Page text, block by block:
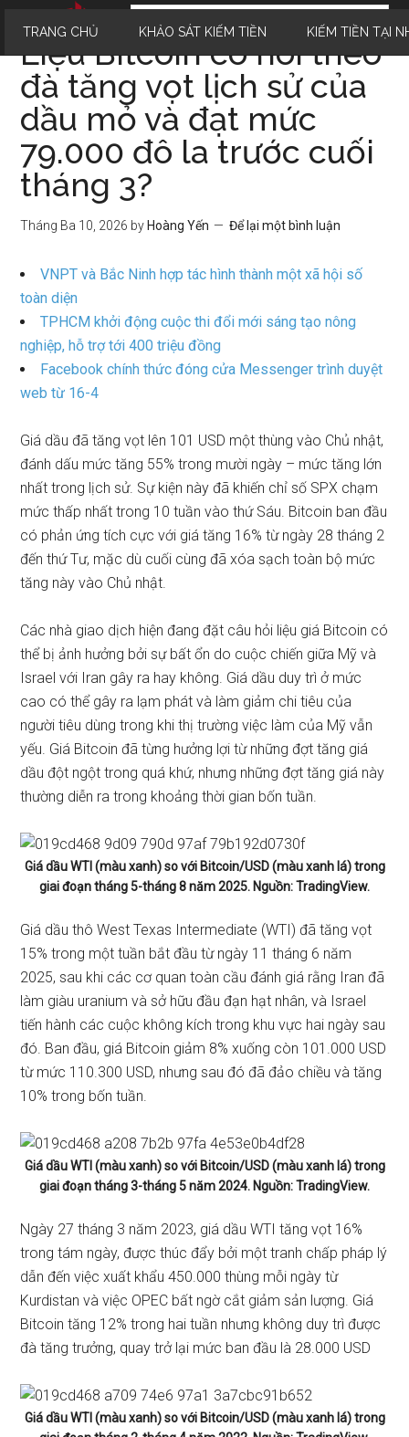
TRANG CHỦ KHẢO SÁT KIẾM TIỀN KIẾM TIỀN TẠI
Liệu Bitcoin có noi theo
đà tăng vọt lịch sử của
dầu mỏ và đạt mức
79.000 đô la trước cuối
tháng 3?
Tháng Ba 10, 2026 by Hoàng Yến Để lại một bình luận
VNPT và Bắc Ninh hợp tác hình thành một xã hội số
toàn diện
TPHCM khởi động cuộc thi đổi mới sáng tạo nông
nghiệp, hỗ trợ tới 400 triệu đồng
Facebook chính thức đóng cửa Messenger trình duyệt
web từ 16-4
Giá dầu đã tăng vọt lên 101 USD một thùng vào Chủ nhật,
đánh dấu mức tăng 55% trong mười ngày – mức tăng lớn
nhất trong lịch sử. Sự kiện này đã khiến chỉ số SPX chạm
mức thấp nhất trong 10 tuần vào thứ Sáu. Bitcoin ban đầu
có phản ứng tích cực với giá tăng 16% từ ngày 28 tháng 2
đến thứ Tư, mặc dù cuối cùng đã xóa sạch toàn bộ mức
tăng này vào Chủ nhật.
Các nhà giao dịch hiện đang đặt câu hỏi liệu giá Bitcoin có
thể bị ảnh hưởng bởi sự bất ổn do cuộc chiến giữa Mỹ và
Israel với Iran gây ra hay không. Giá dầu duy trì ở mức
cao có thể gây ra lạm phát và làm giảm chi tiêu của
người tiêu dùng trong khithị trường việc làm của Mỹ vẫn
yếu. Giá Bitcoin đã từng hưởng lợi từ những đợt tăng giá
dầu đột ngột trong quá khứ, nhưng những đợt tăng giá này
thường diễn ra trong khoảng thời gian bốn tuần.
Giá dầu WTI (màu xanh) so với Bitcoin/USD (màu xanh lá) trong
giai đoạn tháng 5-tháng 8 năm 2025. Nguồn: TradingView.
Giá dầu thô West Texas Intermediate (WTI) đã tăng vọt
15% trong một tuần bắt đầu từ ngày 11 tháng 6 năm
2025, sau khi các cơ quan toàn cầu đánh giá rằng Iran đã
làm giàu uranium và sở hữu đầu đạn hạt nhân, và Israel
tiến hành các cuộc không kích trong khu vực hai ngày sau
đó. Ban đầu, giá Bitcoin giảm 8% xuống còn 101.000 USD
từ mức 110.300 USD, nhưng sau đó đã đảo chiều và tăng
10% trong bốn tuần.
Giá dầu WTI (màu xanh) so với Bitcoin/USD (màu xanh lá) trong
giai đoạn tháng 3-tháng 5 năm 2024. Nguồn: TradingView.
Ngày 27 tháng 3 năm 2023, giá dầu WTI tăng vọt 16%
trong tám ngày, được thúc đẩy bởi một tranh chấp pháp lý
dẫn đến việc xuất khẩu 450.000 thùng mỗi ngày từ
Kurdistan và việc OPEC bất ngờ cắt giảm sản lượng. Giá
Bitcoin tăng 12% trong hai tuần nhưng không duy trì được
đà tăng trưởng, quay trở lại mức ban đầu là 28.000 USD
Giá dầu WTI (màu xanh) so với Bitcoin/USD (màu xanh lá) trong